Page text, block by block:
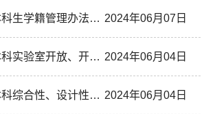
景德镇陶瓷大学本科生学籍管理办法（2024年修订） 2024年06月07日
景德镇陶瓷大学本科实验室开放、开放性 实验项目管理办法（2024年修订） 2024年06月04日
景德镇陶瓷大学本科综合性、设计性实验 管理办法（2024年修订） 2024年06月04日